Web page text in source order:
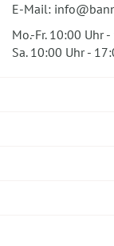
E-Mail:
Mo.-Fr. 10:00 Uhr
Sa. 10:00 Uhr -